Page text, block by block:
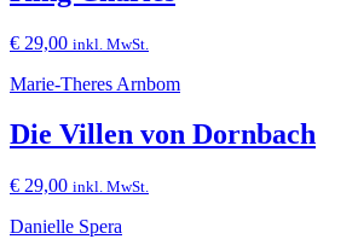
€ 29,00 inkl. MwSt.
Marie-Theres Arnbom
Die Villen von Dornbach
€ 29,00 inkl. MwSt.
Danielle Spera